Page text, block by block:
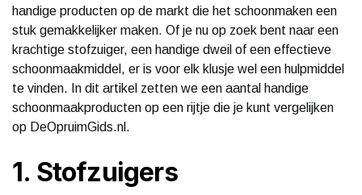
handige producten op de markt die het schoonmaken een
stuk gemakkelijker maken. Of je nu op zoek bent naar een
krachtige stofzuiger, een handige dweil of een effectieve
schoonmaakmiddel, er is voor elk klusje wel een hulpmiddel
te vinden. In dit artikel zetten we een aantal handige
schoonmaakproducten op een rijtje die je kunt vergelijken
op DeOpruimGids.nl.
1. Stofzuigers